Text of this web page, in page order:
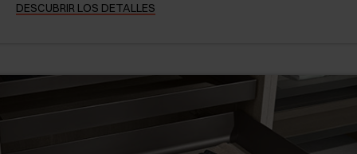
DESCUBRIR LOS DETALLES